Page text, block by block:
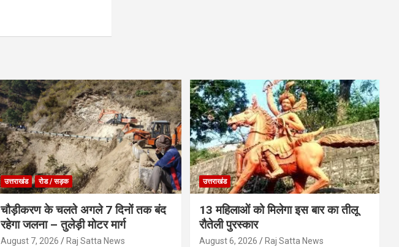
उत्तराखंड रोड / सड़क
चौड़ीकरण के चलते अगले 7 दिनों तक बंद
रहेगा जलना – तुलेड़ी मोटर मार्ग
August 7, 2026 Raj Satta News
उत्तराखंड
13 महिलाओं को मिलेगा इस बार का तीलू
रौतेली पुरस्कार
August 6, 2026 Raj Satta News